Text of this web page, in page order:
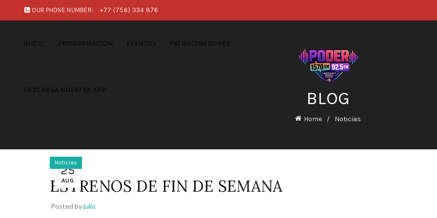
OUR PHONE NUMBER: +77 (756) 334 876
INICIO PROGRAMACIÓN EVENTOS PATROCINADORES
DESCARGA NUESTRA APP BLOG
Home Noticias
25
AUG
Noticias
ESTRENOS DE FIN DE SEMANA
Posted byjulio